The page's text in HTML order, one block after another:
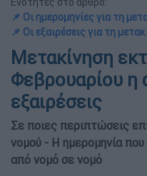
📌 Οι ημερομηνίες για τη
📌 Oι εξαιρέσεις για τη
Μετακίνηση
Φεβρουαρίου η
εξαιρέσεις
Σε ποιες περιπτώσεις
νομού - Η ημερομηνία
από νομό σε νομό